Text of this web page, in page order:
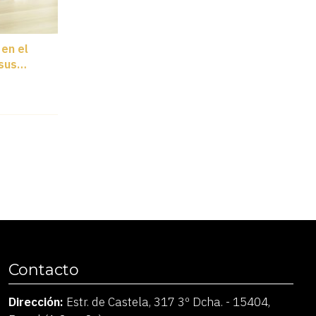
el
Contacto
Dirección: Estr. de Castela, 317 3º Dcha. - 15404,